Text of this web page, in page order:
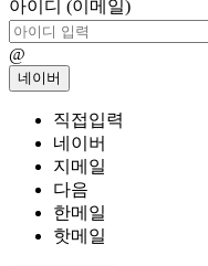
아이디 (이메일)
@
네이버
직접입력
네이버
지메일
다음
한메일
핫메일